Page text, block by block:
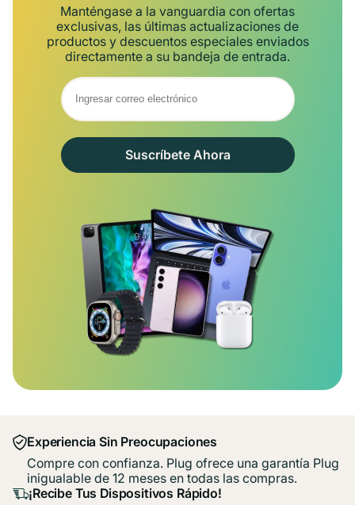
Manténgase a la vanguardia con ofertas
exclusivas, las últimas actualizaciones de
productos y descuentos especiales enviados
directamente a su bandeja de entrada.
Suscríbete Ahora
Experiencia Sin Preocupaciones
Compre con confianza. Plug ofrece una garantía Plug
inigualable de 12 meses en todas las compras.
¡Recibe Tus Dispositivos Rápido!